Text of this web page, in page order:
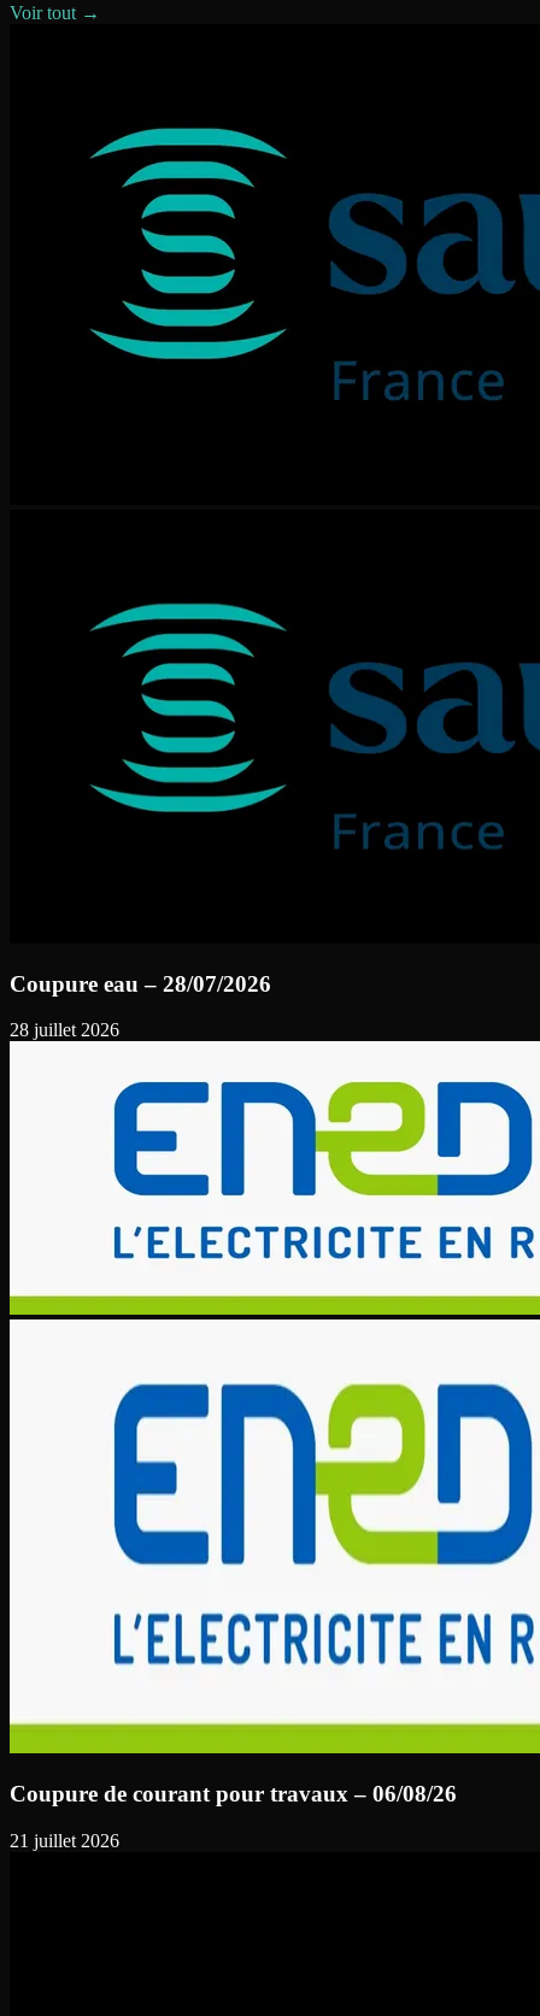
Voir tout →
Coupure eau – 28/07/2026
28 juillet 2026
Coupure de courant pour travaux – 06/08/26
21 juillet 2026